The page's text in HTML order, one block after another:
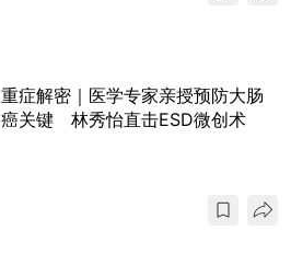
重症解密｜医学专家亲授预防大肠
癌关键 林秀怡直击ESD微创术